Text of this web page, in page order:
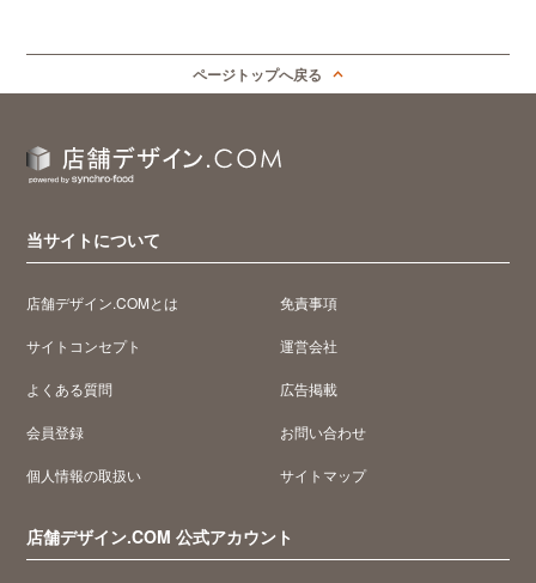
ページトップへ戻る
当サイトについて
店舗デザイン.COMとは
サイトコンセプト
よくある質問
会員登録
個人情報の取扱い
免責事項
運営会社
広告掲載
お問い合わせ
サイトマップ
店舗デザイン.COM 公式アカウント